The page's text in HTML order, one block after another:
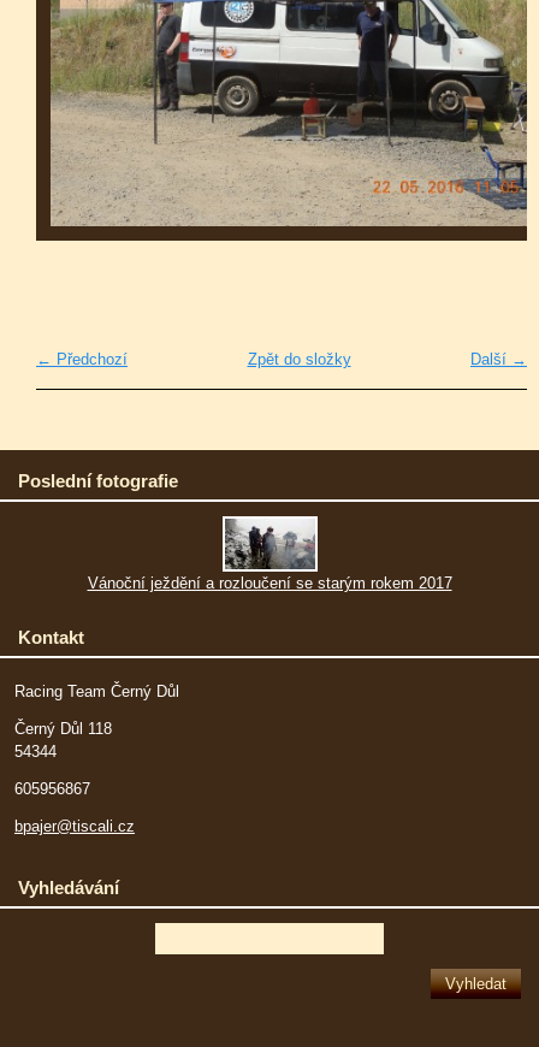
← Předchozí Další →
Zpět do složky
Poslední fotografie
Vánoční ježdění a rozloučení se starým rokem 2017
Kontakt
Racing Team Černý Důl
Černý Důl 118
54344
605956867
bpajer@tiscali.cz
Vyhledávání